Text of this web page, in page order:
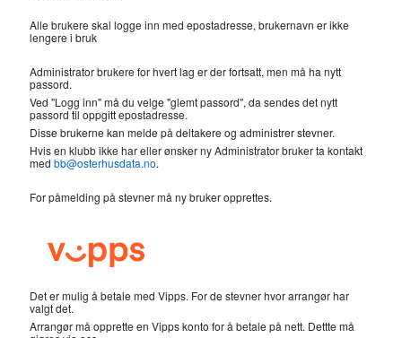
Alle brukere skal logge inn med epostadresse, brukernavn er ikke
lengere i bruk
Administrator brukere for hvert lag er der fortsatt, men må ha nytt
passord.
Ved "Logg inn" må du velge "glemt passord", da sendes det nytt
passord til oppgitt epostadresse.
Disse brukerne kan melde på deltakere og administrer stevner.
Hvis en klubb ikke har eller ønsker ny Administrator bruker ta kontakt
med bb@osterhusdata.no.
For påmelding på stevner må ny bruker opprettes.
Det er mulig å betale med Vipps. For de stevner hvor arrangør har
valgt det.
Arrangør må opprette en Vipps konto for å betale på nett. Dettte må